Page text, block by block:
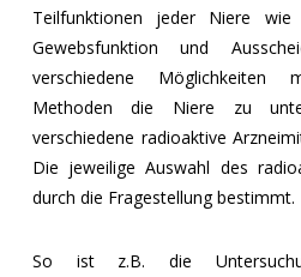
Teilfunktionen jeder Niere wie
Gewebsfunktion und
verschiedene Möglichkeiten
Methoden die Niere zu
verschiedene radioaktive
Die jeweilige Auswahl des
durch die Fragestellung bestimmt.
So ist z.B. die